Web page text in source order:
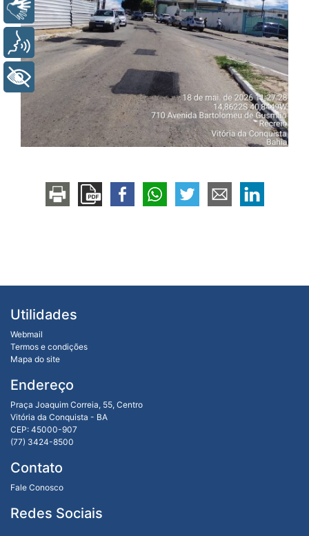
Utilidades
Webmail
Termos e condições
Mapa do site
Endereço
Praça Joaquim Correia, 55, Centro
Vitória da Conquista - BA
CEP: 45000-907
(77) 3424-8500
Contato
Fale Conosco
Redes Sociais
Libras
Voz
+ Acessibilidade